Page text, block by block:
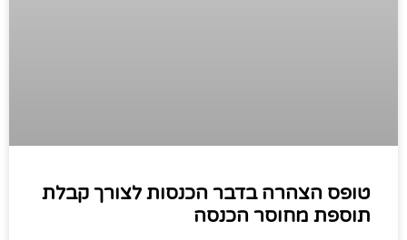
טופס הצהרה בדבר הכנסות לצורך קבלת
תוספת מחוסר הכנסה